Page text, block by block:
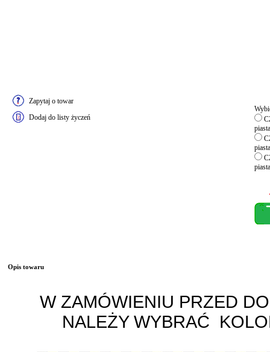
Zapytaj o towar
Dodaj do listy życzeń
piasta
piasta
piasta
Opis towaru
W ZAMÓWIENIU PRZED
NALEŻY WYBRAĆ